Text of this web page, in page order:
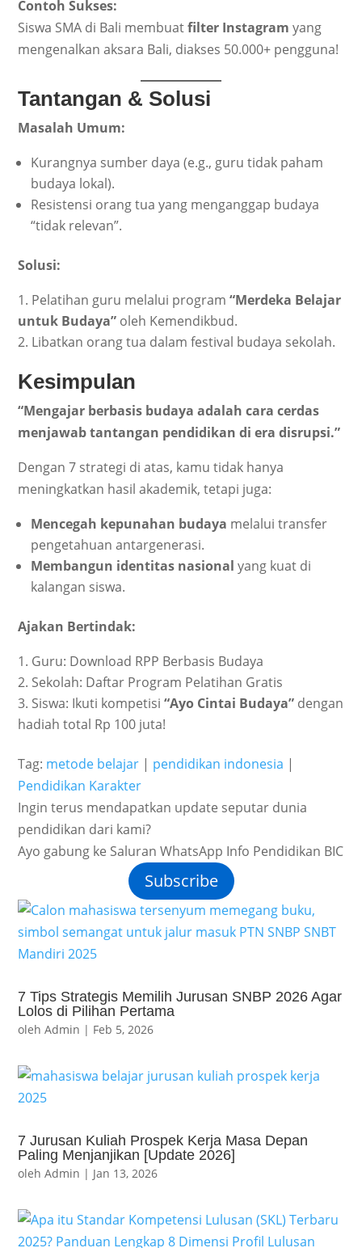
Contoh Sukses:
Siswa SMA di Bali membuatfilter Instagram yang
mengenalkan aksara Bali, diakses 50.000+ pengguna!
Tantangan & Solusi
Masalah Umum:
Kurangnya sumber daya (e.g., guru tidak paham
budaya lokal).
Resistensi orang tua yang menganggap budaya
“tidak relevan”.
Solusi:
Pelatihan guru melalui program“Merdeka Belajar
untuk Budaya” oleh Kemendikbud.
Libatkan orang tua dalam festival budaya sekolah.
Kesimpulan
“Mengajar berbasis budaya adalah cara cerdas
menjawab tantangan pendidikan di era disrupsi.”
Dengan 7 strategi di atas, kamu tidak hanya
meningkatkan hasil akademik, tetapi juga:
Mencegah kepunahan budaya melalui transfer
pengetahuan antargenerasi.
Membangun identitas nasional yang kuat di
kalangan siswa.
Ajakan Bertindak:
Guru: Download RPP Berbasis Budaya
Sekolah: Daftar Program Pelatihan Gratis
Siswa: Ikuti kompetisi“Ayo Cintai Budaya” dengan
hadiah total Rp 100 juta!
Tag: metode belajar | pendidikan indonesia |
Pendidikan Karakter
Ingin terus mendapatkan update seputar dunia
pendidikan dari kami?
Ayo gabung ke Saluran WhatsApp Info Pendidikan BIC
Subscribe
7 Tips Strategis Memilih Jurusan SNBP 2026 Agar
Lolos di Pilihan Pertama
olehAdmin | Feb 5, 2026
7 Jurusan Kuliah Prospek Kerja Masa Depan
Paling Menjanjikan [Update 2026]
olehAdmin | Jan 13, 2026